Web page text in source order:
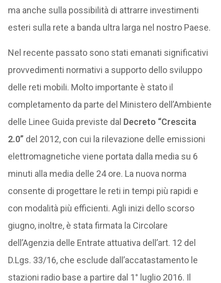
ma anche sulla possibilità di attrarre investimenti
esteri sulla rete a banda ultra larga nel nostro Paese.
Nel recente passato sono stati emanati significativi
provvedimenti normativi a supporto dello sviluppo
delle reti mobili. Molto importante è stato il
completamento da parte del Ministero dell’Ambiente
delle Linee Guida previste dal Decreto “Crescita
2.0” del 2012, con cui la rilevazione delle emissioni
elettromagnetiche viene portata dalla media su 6
minuti alla media delle 24 ore. La nuova norma
consente di progettare le reti in tempi più rapidi e
con modalità più efficienti. Agli inizi dello scorso
giugno, inoltre, è stata firmata la Circolare
dell’Agenzia delle Entrate attuativa dell’art. 12 del
D.Lgs. 33/16, che esclude dall’accatastamento le
stazioni radio base a partire dal 1° luglio 2016. Il